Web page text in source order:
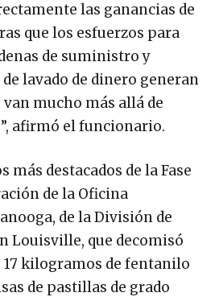
las ganancias de
que los esfuerzos para
de suministro y
lavado de dinero generan
mucho más allá de
afirmó el funcionario.
más destacados de la Fase
de la Oficina
de la División de
Louisville, que decomisó
kilogramos de fentanilo
de pastillas de grado